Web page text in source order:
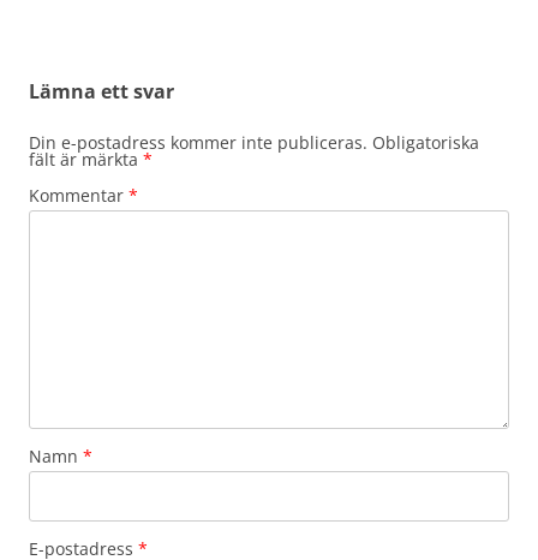
Lämna ett svar
Din e-postadress kommer inte publiceras. Obligatoriska
fält är märkta *
Kommentar *
Namn *
E-postadress *